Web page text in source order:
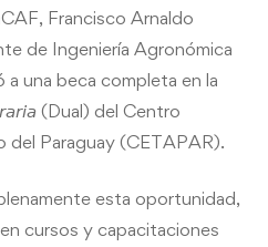
Francisco Arnaldo
de Ingeniería Agronómica
a una beca completa en la
(Dual) del Centro
Paraguay (CETAPAR).
esta oportunidad,
cursos y capacitaciones